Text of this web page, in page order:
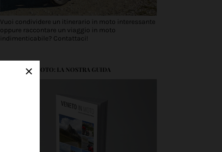
Vuoi condividere un itinerario in moto interessante
oppure raccontare un viaggio in moto
indimenticabile? Contattaci!
VENETO IN MOTO: LA NOSTRA GUIDA